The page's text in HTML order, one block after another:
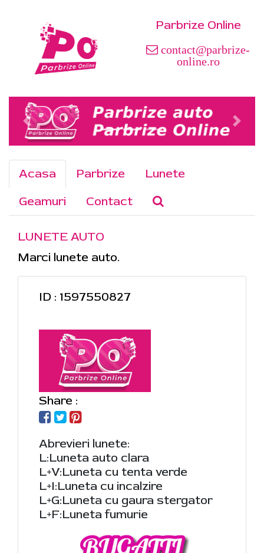
Parbrize Online
contact@parbrize-
online.ro
Acasa Parbrize
Lunete
Geamuri
Contact
LUNETE AUTO
Marci lunete auto.
ID : 1597550827
Share :
Abrevieri lunete:
L:Luneta auto clara
L+V:Luneta cu tenta verde
L+I:Luneta cu incalzire
L+G:Luneta cu gaura stergator
L+F:Luneta fumurie